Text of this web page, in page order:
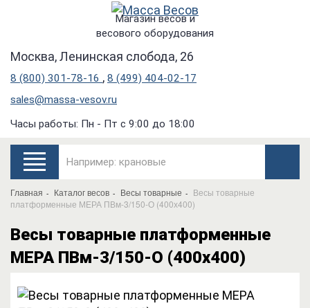
Магазин весов и
весового оборудования
Москва, Ленинская слобода, 26
8 (800) 301-78-16 , 8 (499) 404-02-17
sales@massa-vesov.ru
Часы работы: Пн - Пт с 9:00 до 18:00
Главная Каталог весов Весы товарные
Весы товарные
платформенные МЕРА ПВм-3/150-О (400х400)
Весы товарные платформенные
МЕРА ПВм-3/150-О (400х400)